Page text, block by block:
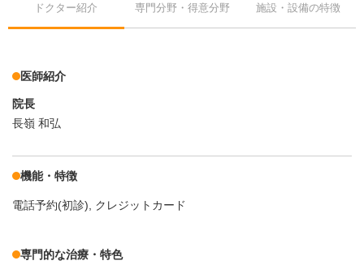
ドクター紹介 専門分野・得意分野 施設・設備の特徴
医師紹介
院長
長嶺 和弘
機能・特徴
電話予約(初診) クレジットカード
専門的な治療・特色